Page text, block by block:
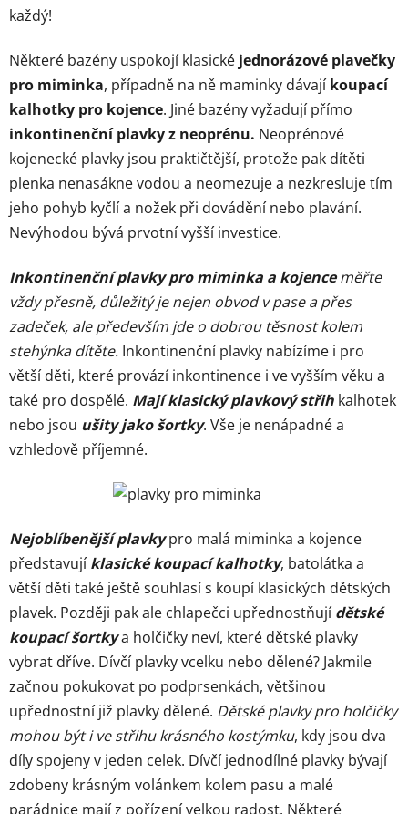
každý!
Některé bazény uspokojí klasické jednorázové plavečky
pro miminka, případně na ně maminky dávajíkoupací
kalhotky pro kojence. Jiné bazény vyžadují přímo
inkontinenční plavky z neoprénu. Neoprénové
kojenecké plavky jsou praktičtější, protože pak dítěti
plenka nenasákne vodou a neomezuje a nezkresluje tím
jeho pohyb kyčlí a nožek při dovádění nebo plavání.
Nevýhodou bývá prvotní vyšší investice.
Inkontinenční plavky pro miminka a kojence měřte
vždy přesně, důležitý je nejen obvod v pase a přes
zadeček, ale především jde o dobrou těsnost kolem
stehýnka dítěte. Inkontinenční plavky nabízíme i pro
větší děti, které provází inkontinence i ve vyšším věku a
také pro dospělé. Mají klasický plavkový střih kalhotek
nebo jsou ušity jako šortky. Vše je nenápadné a
vzhledově příjemné.
Nejoblíbenější plavkypro malá miminka a kojence
představujíklasické koupací kalhotky, batolátka a
větší děti také ještě souhlasí s koupí klasických dětských
plavek. Později pak ale chlapečci upřednostňujídětské
koupací šortkya holčičky neví, které dětské plavky
vybrat dříve. Dívčí plavky vcelku nebo dělené? Jakmile
začnou pokukovat po podprsenkách, většinou
upřednostní již plavky dělené. Dětské plavky pro holčičky
mohou být i ve střihu krásného kostýmku, kdy jsou dva
díly spojeny v jeden celek. Dívčí jednodílné plavky bývají
zdobeny krásným volánkem kolem pasu a malé
parádnice mají z pořízení velkou radost. Některé